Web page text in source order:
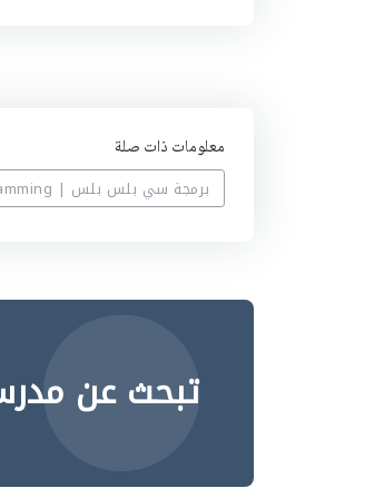
معلومات ذات صلة
برمجة سي بلس بلس | C++ programming
تبحث عن